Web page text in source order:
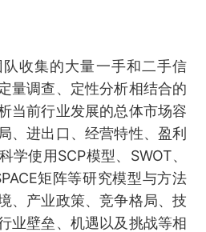
收集的大量一手和二手信
量调查、定性分析相结合的
当前行业发展的总体市场容
、进出口、经营特性、盈利
学使用SCP模型、SWOT、
矩阵等研究模型与方法
、产业政策、竞争格局、技
业壁垒、机遇以及挑战等相